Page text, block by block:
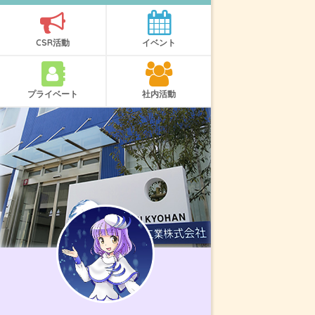
CSR活動 イベント
プライベート 社内活動